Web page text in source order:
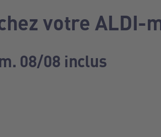
votre ALDI-
08/08 inclus